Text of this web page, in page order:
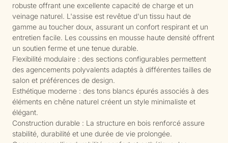
robuste offrant une excellente capacité de charge et un
veinage naturel. L'assise est revêtue d'un tissu haut de
gamme au toucher doux, assurant un confort respirant et un
entretien facile. Les coussins en mousse haute densité offrent
un soutien ferme et une tenue durable.
Flexibilité modulaire : des sections configurables permettent
des agencements polyvalents adaptés à différentes tailles de
salon et préférences de design.
Esthétique moderne : des tons blancs épurés associés à des
éléments en chêne naturel créent un style minimaliste et
élégant.
Construction durable : La structure en bois renforcé assure
stabilité, durabilité et une durée de vie prolongée.